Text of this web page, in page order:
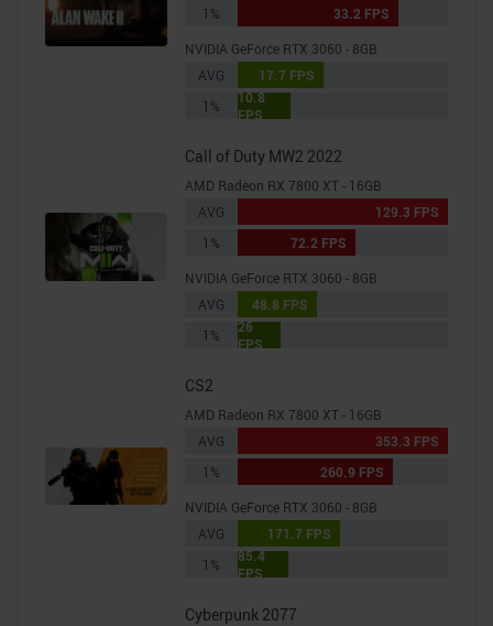
analysieren. Außerdem geben wir Informationen zu Ihrer
Verwendung unserer Website an unsere Partner für
soziale Medien, Werbung und Analysen weiter. Unsere
Partner führen diese Informationen möglicherweise mit
haben oder die sie im Rahmen Ihrer Nutzung der Dienste
1%
33.2 FPS
NVIDIA GeForce RTX 3060 - 8GB
AVG
17.7 FPS
1%
10.8
FPS
Call of Duty MW2 2022
AMD Radeon RX 7800 XT - 16GB
AVG
129.3 FPS
1%
72.2 FPS
NVIDIA GeForce RTX 3060 - 8GB
AVG
48.8 FPS
1%
26
FPS
CS2
AMD Radeon RX 7800 XT - 16GB
AVG
353.3 FPS
1%
260.9 FPS
NVIDIA GeForce RTX 3060 - 8GB
AVG
171.7 FPS
1%
85.4
FPS
Cyberpunk 2077